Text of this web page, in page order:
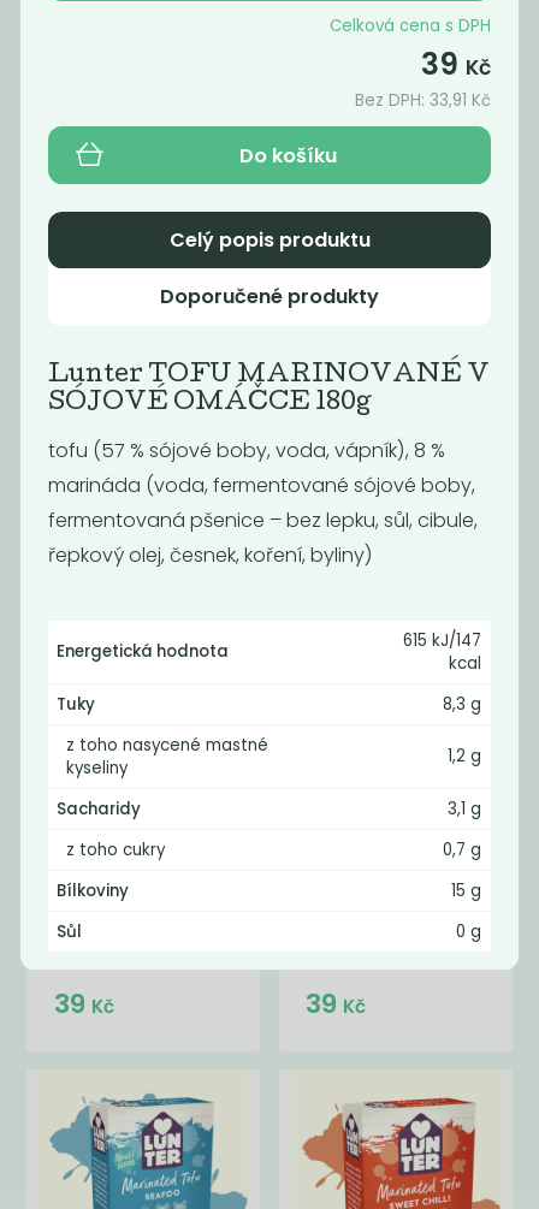
65Kč
Paštika s hlívou
vegan, 140 g
59
Lunter TOFU
MARINATED
39
Lunter TOFU
NATURAL 180g
29
TOFU 180g
39 Kč
MARINOVANÉ
39 Kč
Celková cena s DPH
39 Kč
Bez DPH:33,91 Kč
Do košíku
Celý popis produktu
Doporučené produkty
Lunter TOFU MARINOVANÉ V
SÓJOVÉ OMÁČCE 180g
tofu (57 % sójové boby, voda, vápník), 8 %
marináda (voda, fermentované sójové boby,
fermentovaná pšenice – bez lepku, sůl, cibule,
řepkový olej, česnek, koření, byliny)
Energetická hodnota
615 kJ/147
kcal
Tuky
8,3 g
z toho nasycené mastné
kyseliny
1,2 g
Sacharidy
3,1 g
z toho cukry
0,7 g
Bílkoviny
15 g
Sůl
0 g